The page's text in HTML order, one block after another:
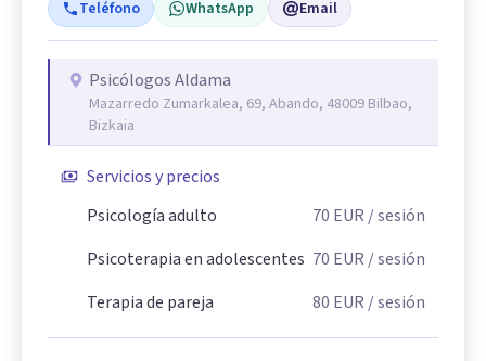
Teléfono WhatsApp Email
Psicólogos Aldama
Mazarredo Zumarkalea, 69, Abando, 48009 Bilbao,
Bizkaia
Servicios y precios
Psicología adulto
70 EUR / sesión
Psicoterapia en adolescentes 70 EUR / sesión
Terapia de pareja
80 EUR / sesión